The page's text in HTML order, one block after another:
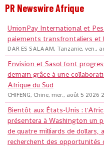
PR Newswire Afrique
UnionPay International et
paiements transfrontaliers et
DAR ES SALAAM, Tanzanie, ven.,
Envision et Sasol font
demain grâce à une
Afrique du Sud
CHIFENG, Chine, mer., août 5 2026
Bientôt aux États-Unis :
présentera à Washington un
de quatre milliards de dollars,
recherchent des opportunités